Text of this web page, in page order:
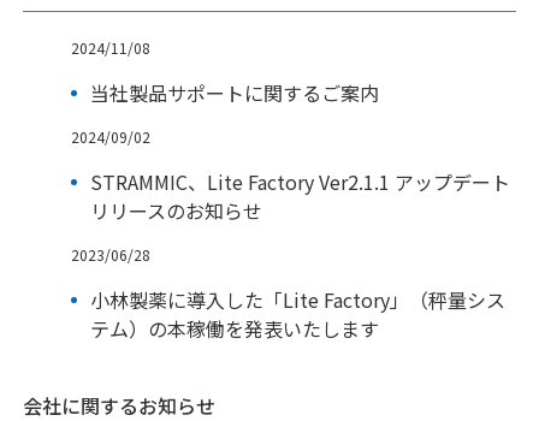
2024/11/08
当社製品サポートに関するご案内
2024/09/02
STRAMMIC、Lite Factory Ver2.1.1 アップデート
リリースのお知らせ
2023/06/28
小林製薬に導入した「Lite Factory」（秤量シス
テム）の本稼働を発表いたします
会社に関するお知らせ